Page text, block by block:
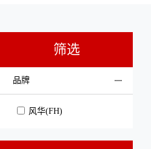
筛选
品牌
风华(FH)